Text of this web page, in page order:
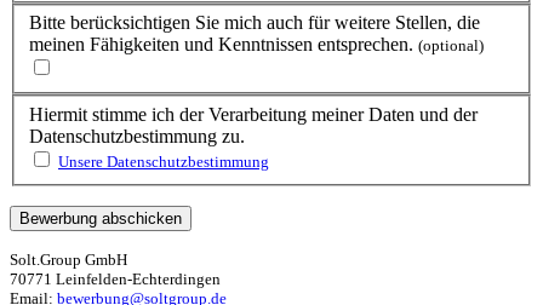
Bitte berücksichtigen Sie mich auch für weitere Stellen, die
meinen Fähigkeiten und Kenntnissen entsprechen. (optional)
Hiermit stimme ich der Verarbeitung meiner Daten und der
Datenschutzbestimmung zu.
Unsere Datenschutzbestimmung
Solt.Group GmbH
70771 Leinfelden-Echterdingen
Email: bewerbung@soltgroup.de